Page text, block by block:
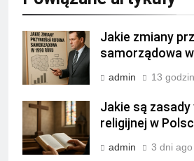
Jakie zmiany
samorządowa
admin 13
Jakie są
religijnej w
admin 3 dni ago